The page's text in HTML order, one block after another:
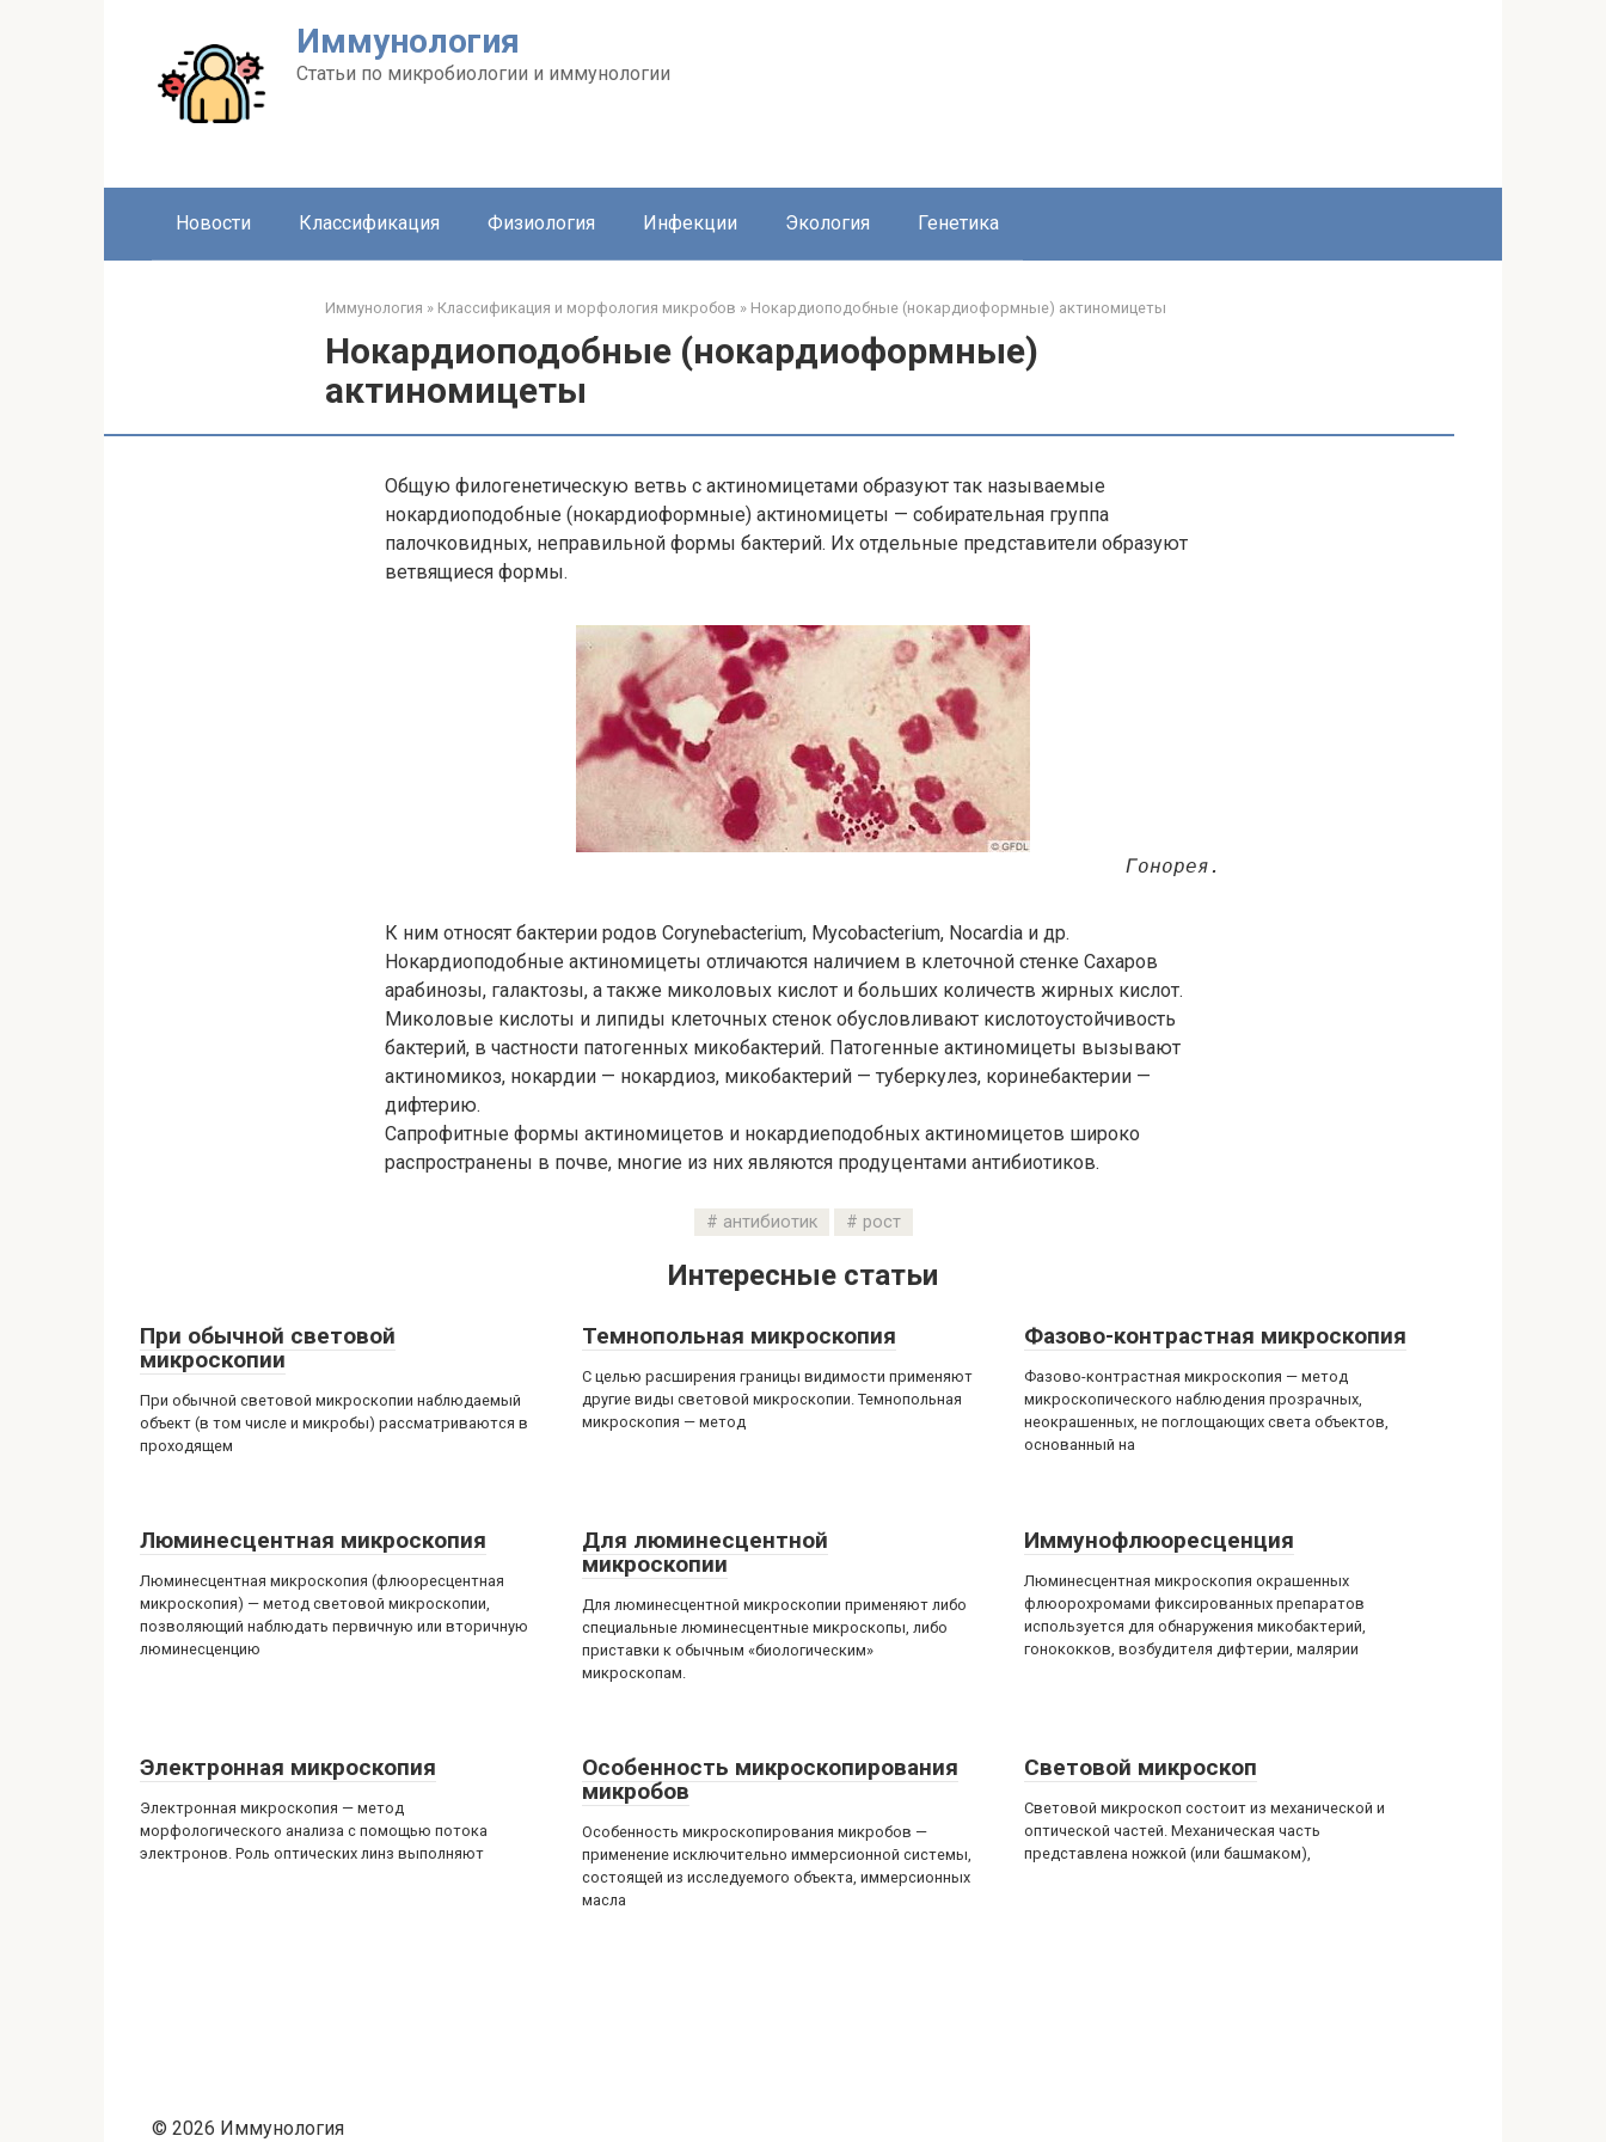
Иммунология
Статьи по микробиологии и иммунологии
Новости Классификация Физиология Инфекции Экология Генетика
Иммунология » Классификация и морфология микробов » Нокардиоподобные (нокардиоформные) актиномицеты
Нокардиоподобные (нокардиоформные)
актиномицеты
Общую филогенетическую ветвь с актиномицетами образуют так называемые
нокардиоподобные (нокардиоформные) актиномицеты — собирательная группа
палочковидных, неправильной формы бактерий. Их отдельные представители образуют
ветвящиеся формы.
Гонорея.
К ним относят бактерии родов Corynebacterium, Mycobacterium, Nocardia и др.
Нокардиоподобные актиномицеты отличаются наличием в клеточной стенке Сахаров
арабинозы, галактозы, а также миколовых кислот и больших количеств жирных кислот.
Миколовые кислоты и липиды клеточных стенок обусловливают кислотоустойчивость
бактерий, в частности патогенных микобактерий. Патогенные актиномицеты вызывают
актиномикоз, нокардии — нокардиоз, микобактерий — туберкулез, коринебактерии —
дифтерию.
Сапрофитные формы актиномицетов и нокардиеподобных актиномицетов широко
распространены в почве, многие из них являются продуцентами антибиотиков.
антибиотик рост
Интересные статьи
При обычной световой
микроскопии
При обычной световой микроскопии наблюдаемый
объект (в том числе и микробы) рассматриваются в
проходящем
Темнопольная микроскопия
С целью расширения границы видимости применяют
другие виды световой микроскопии. Темнопольная
микроскопия — метод
Фазово-контрастная микроскопия
Фазово-контрастная микроскопия — метод
микроскопического наблюдения прозрачных,
неокрашенных, не поглощающих света объектов,
основанный на
Люминесцентная микроскопия
Люминесцентная микроскопия (флюоресцентная
микроскопия) — метод световой микроскопии,
позволяющий наблюдать первичную или вторичную
люминесценцию
Для люминесцентной
микроскопии
Для люминесцентной микроскопии применяют либо
специальные люминесцентные микроскопы, либо
приставки к обычным «биологическим»
микроскопам.
Иммунофлюоресценция
Люминесцентная микроскопия окрашенных
флюорохромами фиксированных препаратов
используется для обнаружения микобактерий,
гонококков, возбудителя дифтерии, малярии
Электронная микроскопия
Электронная микроскопия — метод
морфологического анализа с помощью потока
электронов. Роль оптических линз выполняют
Особенность микроскопирования
микробов
Особенность микроскопирования микробов —
применение исключительно иммерсионной системы,
состоящей из исследуемого объекта, иммерсионных
масла
Световой микроскоп
Световой микроскоп состоит из механической и
оптической частей. Механическая часть
представлена ножкой (или башмаком),
© 2026 Иммунология